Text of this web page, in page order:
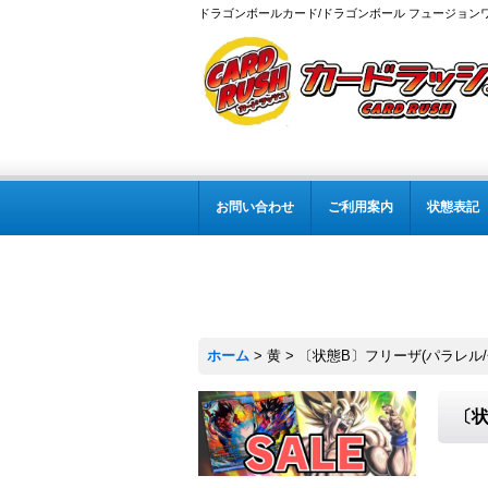
ドラゴンボールカード/ドラゴンボール フュージョン
お問い合わせ ご利用案内 状態表記
ホーム > 黄 > 〔状態B〕フリーザ(パラレ
〔